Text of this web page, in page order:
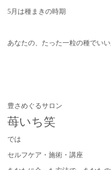
5月は種まきの時期
あなたの、たった一粒の種でい
豊さめぐるサロン
苺いち笑
では
セルフケア・施術・講座